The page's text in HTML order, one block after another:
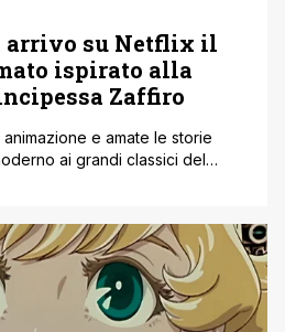
arrivo su Netflix il
ispirato alla
Zaffiro
e amate le storie
ai grandi classici del
lungometraggio animato
a questo progetto c'è l'idea
e [']